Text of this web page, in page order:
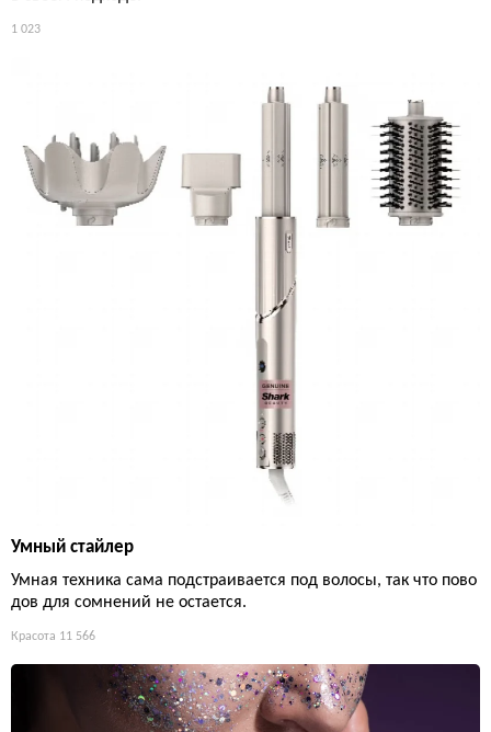
1 023
Умный стайлер
Умная техника сама подстраивается под волосы, так что пово
дов для сомнений не остается.
Красота 11 566